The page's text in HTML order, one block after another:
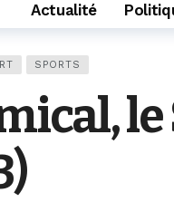
politique :
Gamou 2026,
2026, le train a
Actualité
SPORTS
le